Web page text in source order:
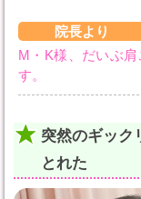
院長より
M・K様、だいぶ
す。
突然のギック
とれた